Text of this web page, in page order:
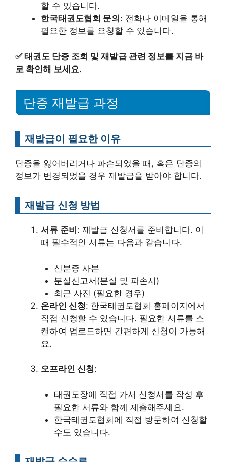
할 수 있습니다.
한국태권도협회 문의 : 전화나 이메일을 통해
필요한 정보를 요청할 수 있습니다.
✅태권도 단증 조회 및 재발급 관련 정보를 지금 바
로 확인해 보세요.
단증 재발급 과정
재발급이 필요한 이유
단증을 잃어버리거나 파손되었을 때, 혹은 단증의
정보가 변경되었을 경우 재발급을 받아야 합니다.
재발급 신청 방법
서류 준비 : 재발급 신청서를 준비합니다. 이
때 필수적인 서류는 다음과 같습니다.
신분증 사본
분실신고서(분실 및 파손시)
최근 사진 (필요한 경우)
온라인 신청: 한국태권도협회 홈페이지에서
직접 신청할 수 있습니다. 필요한 서류를 스
캔하여 업로드하면 간편하게 신청이 가능해
요.
오프라인 신청:
태권도장에 직접 가서 신청서를 작성 후
필요한 서류와 함께 제출해주세요.
한국태권도협회에 직접 방문하여 신청할
수도 있습니다.